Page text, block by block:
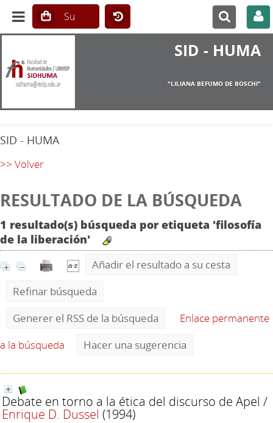
SID - HUMA
"LILIANA BEFUMO DE BOSCHI"
SID - HUMA
>> Volver
RESULTADO DE LA BÚSQUEDA
1 resultado(s) búsqueda por etiqueta 'filosofía
de la liberación'
Añadir el resultado a su cesta
Refinar búsqueda
Generer el RSS de la búsqueda
Enlace permanente
a la búsqueda
Hacer una sugerencia
Debate en torno a la ética del discurso de Apel /
Enrique D. Dussel (1994)